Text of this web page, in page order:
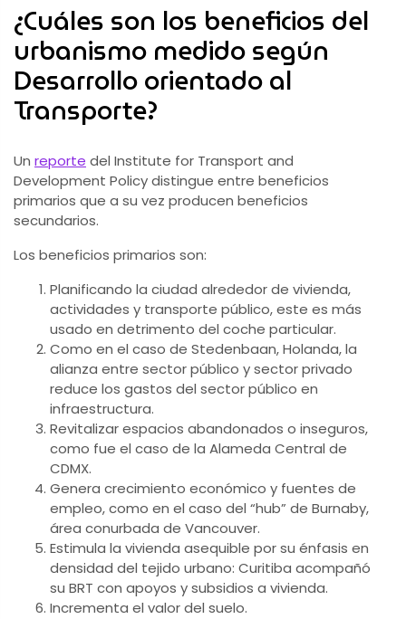
¿Cuáles son los beneficios del
urbanismo medido según
Desarrollo orientado al
Transporte?
Un reporte del Institute for Transport and
Development Policy distingue entre beneficios
primarios que a su vez producen beneficios
secundarios.
Los beneficios primarios son:
Planificando la ciudad alrededor de vivienda,
actividades y transporte público, este es más
usado en detrimento del coche particular.
Como en el caso de Stedenbaan, Holanda, la
alianza entre sector público y sector privado
reduce los gastos del sector público en
infraestructura.
Revitalizar espacios abandonados o inseguros,
como fue el caso de la Alameda Central de
CDMX.
Genera crecimiento económico y fuentes de
empleo, como en el caso del “hub” de Burnaby,
área conurbada de Vancouver.
Estimula la vivienda asequible por su énfasis en
densidad del tejido urbano: Curitiba acompañó
su BRT con apoyos y subsidios a vivienda.
Incrementa el valor del suelo.